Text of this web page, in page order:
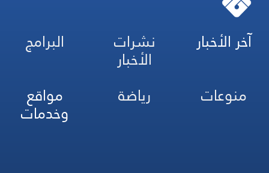
آخر الأخبار نشرات
الأخبار
البرامج
منوعات
رياضة مواقع
وخدمات